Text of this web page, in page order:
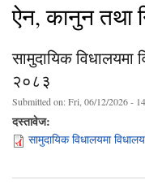
ऐन, कानुन तथा
सामुदायिक विधालयमा
२०८३
Submitted on:Fri, 06/12/2026 -
दस्तावेज:
सामुदायिक विधालयमा